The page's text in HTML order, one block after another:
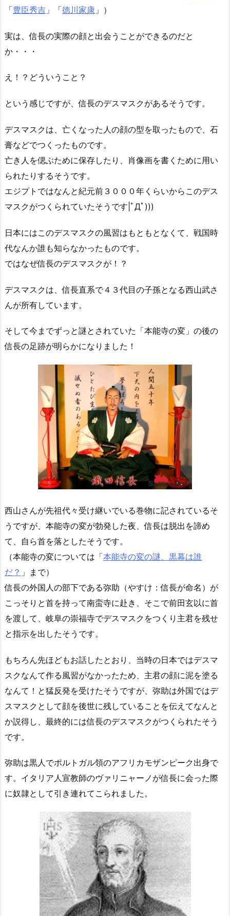
「豊臣秀吉 」「徳川家康 」）
実は、信長の実際の顔と出会うことができるのだと
か・・・
え！？どういうこと？
という感じですが、信長のデスマスクがあるそうです。
デスマスクは、亡くなった人の顔の型を取ったもので、石
膏などでつくったものです。
亡き人を偲ぶために保存したり、肖像画を書くために用い
られたりするそうです。
エジプトではなんと紀元前３０００年くらいからこのデス
マスクがつくられていたそうです|ﾟДﾟ)))
日本にはこのデスマスクの風習はもともとなくて、戦国時
代なんか誰も知らなかったものです。
ではなぜ信長のデスマスクが！？
デスマスクは、信長直系で４３代目の子孫となる西山武さ
んが所有しています。
そして今までずっと謎とされていた「本能寺の変」の後の
信長の足跡が明らかになりました！
西山さんが先祖代々受け継いでいる巻物に記されているそ
うですが、本能寺の変が勃発した夜、信長は脱出を諦め
て、自ら首を落としたそうです。
（本能寺の変については「本能寺の変の謎、黒幕は誰
だ？ 」まで）
信長の外国人の部下である弥助（やすけ：信長が命名）が
こっそりと首を持って南蛮寺に赴き、そこで前田玄以に首
を渡して、岐阜の崇福寺でデスマスクをつくり主君を残せ
と指示を出したそうです。
もちろん先ほどもお話したとおり、当時の日本ではデスマ
スクなんて作る風習がなかったため、主君の顔に泥を塗る
なんて！と猛反発を受けたそうですが、弥助は外国ではデ
スマスクとして顔を後世に残していることを伝えてなんと
か説得し、最終的には信長のデスマスクがつくられたそう
です。
弥助は黒人でポルトガル領のアフリカモザンピーク出身で
す。イタリア人宣教師のヴァリニャーノが信長に会った際
に奴隷として引き連れてこられました。